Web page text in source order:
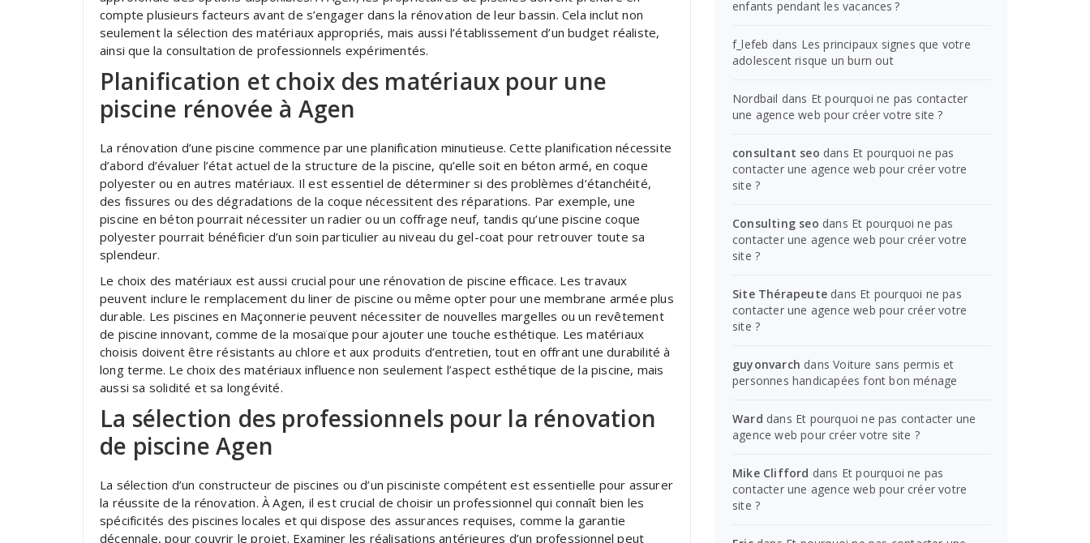
compte plusieurs facteurs avant de s’engager dans la rénovation de leur bassin. Cela inclut non
seulement la sélection des matériaux appropriés, mais aussi l’établissement d’un budget réaliste,
ainsi que la consultation de professionnels expérimentés.
Planification et choix des matériaux pour une
piscine rénovée à Agen
La rénovation d’une piscine commence par une planification minutieuse. Cette planification nécessite
d’abord d’évaluer l’état actuel de la structure de la piscine, qu’elle soit en béton armé, en coque
polyester ou en autres matériaux. Il est essentiel de déterminer si des problèmes d’étanchéité,
des fissures ou des dégradations de la coque nécessitent des réparations. Par exemple, une
piscine en béton pourrait nécessiter un radier ou un coffrage neuf, tandis qu’une piscine coque
polyester pourrait bénéficier d’un soin particulier au niveau du gel-coat pour retrouver toute sa
splendeur.
Le choix des matériaux est aussi crucial pour une rénovation de piscine efficace. Les travaux
peuvent inclure le remplacement du liner de piscine ou même opter pour une membrane armée plus
durable. Les piscines en Maçonnerie peuvent nécessiter de nouvelles margelles ou un revêtement
de piscine innovant, comme de la mosaïque pour ajouter une touche esthétique. Les matériaux
choisis doivent être résistants au chlore et aux produits d’entretien, tout en offrant une durabilité à
long terme. Le choix des matériaux influence non seulement l’aspect esthétique de la piscine, mais
aussi sa solidité et sa longévité.
La sélection des professionnels pour la rénovation
de piscine Agen
La sélection d’un constructeur de piscines ou d’un pisciniste compétent est essentielle pour assurer
la réussite de la rénovation. À Agen, il est crucial de choisir un professionnel qui connaît bien les
spécificités des piscines locales et qui dispose des assurances requises, comme la garantie
décennale, pour couvrir le projet. Examiner les réalisations antérieures d’un professionnel peut
enfants pendant les vacances ?
f_lefeb dans Les principaux signes que votre
adolescent risque un burn out
Nordbail dans Et pourquoi ne pas contacter
une agence web pour créer votre site ?
consultant seo dans Et pourquoi ne pas
contacter une agence web pour créer votre
site ?
Consulting seo dans Et pourquoi ne pas
contacter une agence web pour créer votre
site ?
Site Thérapeute dans Et pourquoi ne pas
contacter une agence web pour créer votre
site ?
guyonvarch dansVoiture sans permis et
personnes handicapées font bon ménage
Ward dans Et pourquoi ne pas contacter une
agence web pour créer votre site ?
Mike Clifford dans Et pourquoi ne pas
contacter une agence web pour créer votre
site ?